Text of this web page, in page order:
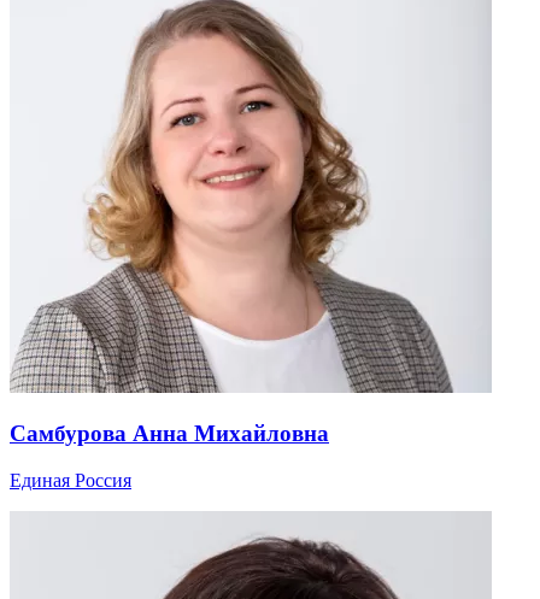
Самбурова Анна Михайловна
Единая Россия